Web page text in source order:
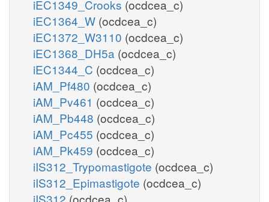
iEC1349_Crooks (ocdcea_c)
iEC1364_W (ocdcea_c)
iEC1372_W3110 (ocdcea_c)
iEC1368_DH5a (ocdcea_c)
iEC1344_C (ocdcea_c)
iAM_Pf480 (ocdcea_c)
iAM_Pv461 (ocdcea_c)
iAM_Pb448 (ocdcea_c)
iAM_Pc455 (ocdcea_c)
iAM_Pk459 (ocdcea_c)
iIS312_Trypomastigote (ocdcea_c)
iIS312_Epimastigote (ocdcea_c)
iIS312 (ocdcea_c)